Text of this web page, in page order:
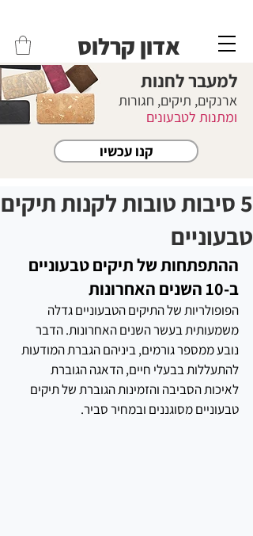
אדון קרלוס
למעבר לחנות
ארנקים, תיקים, חגורות
ומתנות לטבעונים
קנו עכשיו
5 סיבות טובות לקנות תיקים
טבעוניים
ההתפתחות של תיקים טבעוניים
ב-10 השנים האחרונות
הפופולריות של התיקים הטבעוניים גדלה
משמעותית בעשר השנים האחרונות. הדבר
נובע ממספר גורמים, ביניהם הגברת המודעות
להתעללות בבעלי חיים, הדאגה הגוברת
לאיכות הסביבה והזמינות הגוברת של תיקים
טבעוניים מסוגננים ובמחיר סביר.